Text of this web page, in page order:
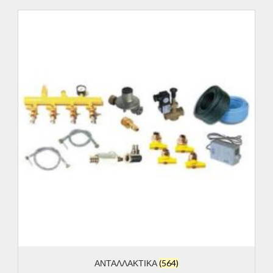
ΑΝΤΑΛΛΑΚΤΙΚΑ(564)